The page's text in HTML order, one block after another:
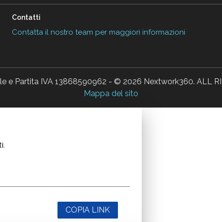
Contatti
Contatta il nostro team per maggiori informazioni
e Partita IVA 13868590962 - © 2026 Nextwork360. ALL
Mappa del sito
COPIA LINK